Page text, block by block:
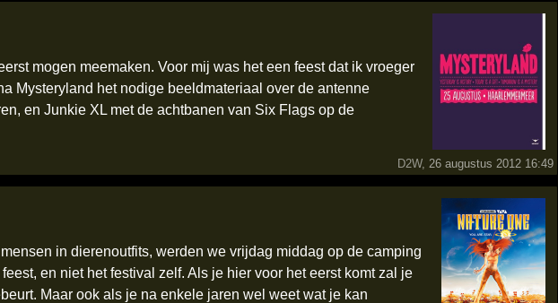
mogen meemaken. Voor mij was het een feest dat ik vroeger
Mysteryland het nodige beeldmateriaal over de antenne
en Junkie XL met de achtbanen van Six Flags op de
D2W, 26 augustus 2012 16:49
in dierenoutfits, werden we vrijdag middag op de camping
en niet het festival zelf. Als je hier voor het eerst komt zal je
Maar ook als je na enkele jaren wel weet wat je kan